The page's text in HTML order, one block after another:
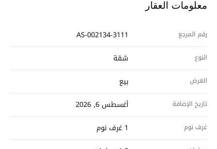
معلومات العقار
رقم المرجع AS-002134-3111
النوع شقة
الغرض بيع
تاريخ الإضافة أغسطس 6, 2026
غرف نوم 1 غرف نوم